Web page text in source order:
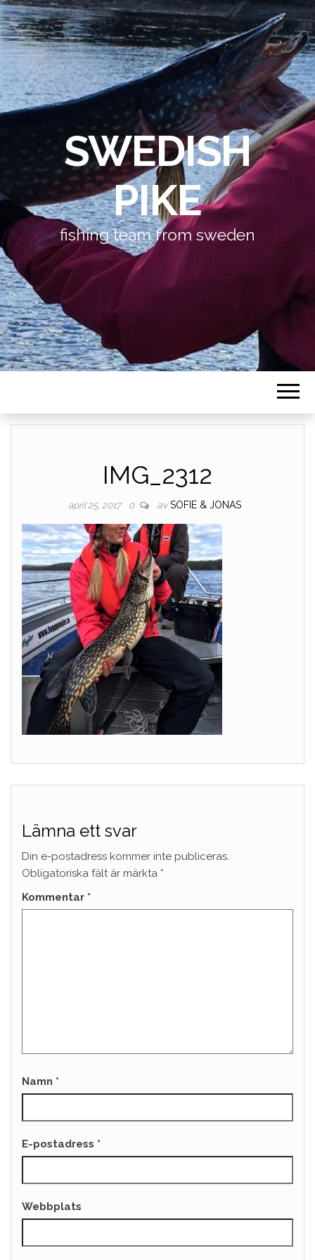
SWEDISH
PIKE
fishing team from sweden
IMG_2312
april 25, 2017 0 av SOFIE & JONAS
Lämna ett svar
Din e-postadress kommer inte publiceras.
Obligatoriska fält är märkta *
Kommentar *
Namn *
E-postadress *
Webbplats